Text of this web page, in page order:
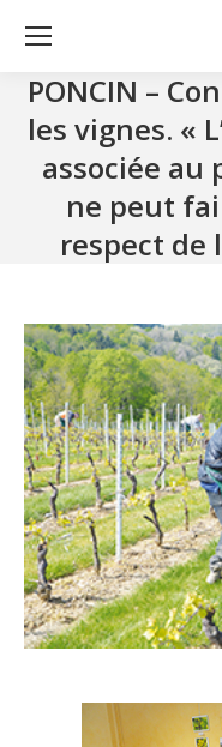
PONCIN –
les vignes. «
associée au
ne peut
respect de